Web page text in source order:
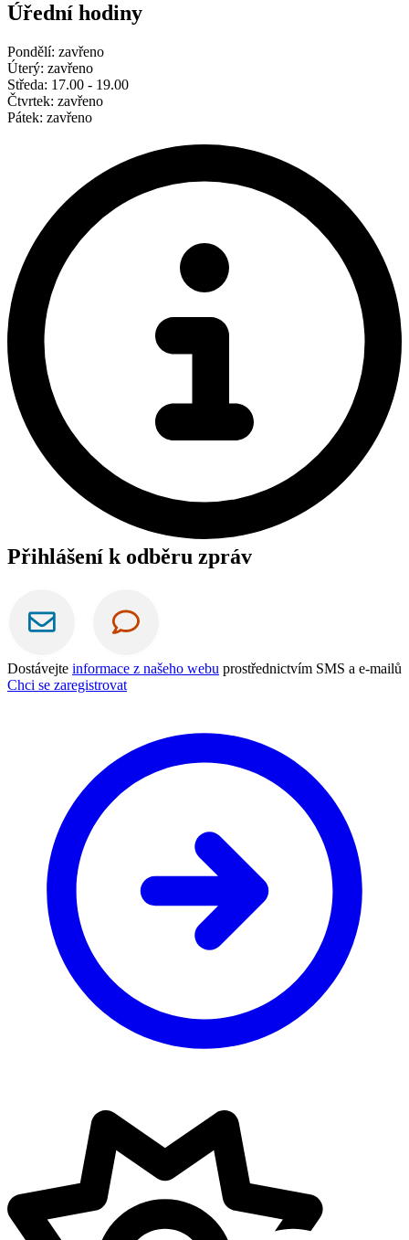
Úřední hodiny
Pondělí: zavřeno
Úterý: zavřeno
Středa: 17.00 - 19.00
Čtvrtek: zavřeno
Pátek: zavřeno
Přihlášení k odběru zpráv
Dostávejte informace z našeho webu prostřednictvím SMS a e-mailů
Chci se zaregistrovat